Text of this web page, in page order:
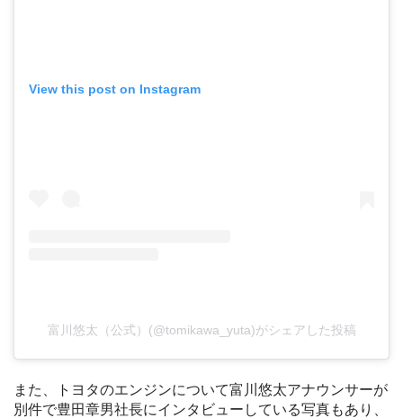
View this post on Instagram
富川悠太（公式）(@tomikawa_yuta)がシェアした投稿
また、トヨタのエンジンについて富川悠太アナウンサーが
別件で豊田章男社長にインタビューしている写真もあり、